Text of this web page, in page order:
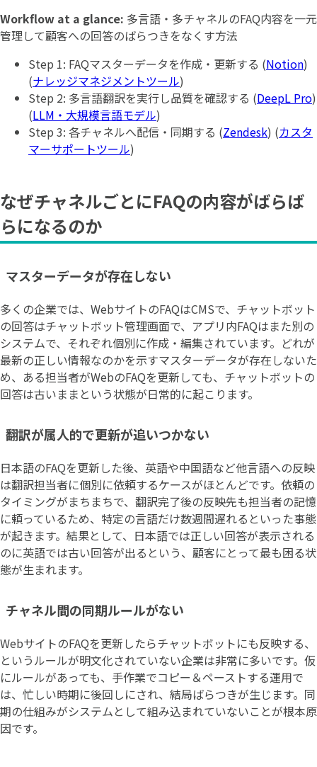
Workflow at a glance: 多言語・多チャネルのFAQ内容を一元
管理して顧客への回答のばらつきをなくす方法
Step 1: FAQマスターデータを作成・更新する (Notion)
(ナレッジマネジメントツール)
Step 2: 多言語翻訳を実行し品質を確認する (DeepL Pro)
(LLM・大規模言語モデル)
Step 3: 各チャネルへ配信・同期する (Zendesk) (カスタ
マーサポートツール)
なぜチャネルごとにFAQの内容がばらば
らになるのか
マスターデータが存在しない
多くの企業では、WebサイトのFAQはCMSで、チャットボット
の回答はチャットボット管理画面で、アプリ内FAQはまた別の
システムで、それぞれ個別に作成・編集されています。どれが
最新の正しい情報なのかを示すマスターデータが存在しないた
め、ある担当者がWebのFAQを更新しても、チャットボットの
回答は古いままという状態が日常的に起こります。
翻訳が属人的で更新が追いつかない
日本語のFAQを更新した後、英語や中国語など他言語への反映
は翻訳担当者に個別に依頼するケースがほとんどです。依頼の
タイミングがまちまちで、翻訳完了後の反映先も担当者の記憶
に頼っているため、特定の言語だけ数週間遅れるといった事態
が起きます。結果として、日本語では正しい回答が表示される
のに英語では古い回答が出るという、顧客にとって最も困る状
態が生まれます。
チャネル間の同期ルールがない
WebサイトのFAQを更新したらチャットボットにも反映する、
というルールが明文化されていない企業は非常に多いです。仮
にルールがあっても、手作業でコピー＆ペーストする運用で
は、忙しい時期に後回しにされ、結局ばらつきが生じます。同
期の仕組みがシステムとして組み込まれていないことが根本原
因です。